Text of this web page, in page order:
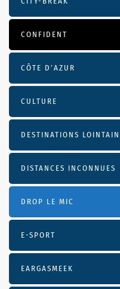
CONFIDENT
CÔTE D’AZUR
CULTURE
DESTINATIONS
DISTANCES INCONNUES
DROP LE MIC
E-SPORT
EARGASMEEK